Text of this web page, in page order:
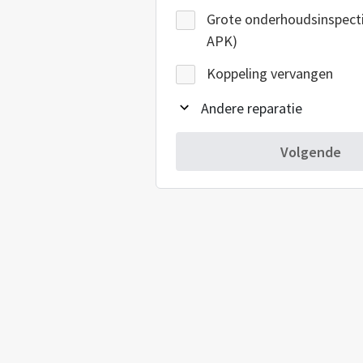
Grote
APK)
Koppeling vervangen
Andere reparatie
Volgende